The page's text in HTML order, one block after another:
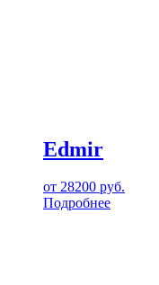
Edmir
от 28200 руб.
Подробнее